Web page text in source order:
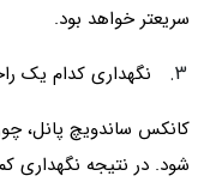
سریعتر خواهد بود.
نگهداری کدام یک
کانکس ساندویچ پانل،
شود. در نتیجه نگهداری